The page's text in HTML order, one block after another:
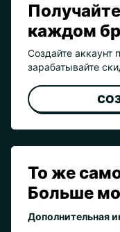
каждом
Создайте аккаунт
зарабатывайте
То же
Больше
Дополнительная